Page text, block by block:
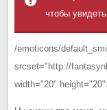
чтобы
/emoticons/
srcset="http://
width="20"